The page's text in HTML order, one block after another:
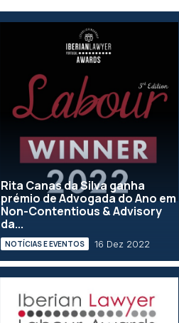
Rita Canas da Silva ganha
prémio de Advogada do Ano em
Non-Contentious & Advisory
da...
NOTÍCIAS E EVENTOS 16 Dez 2022